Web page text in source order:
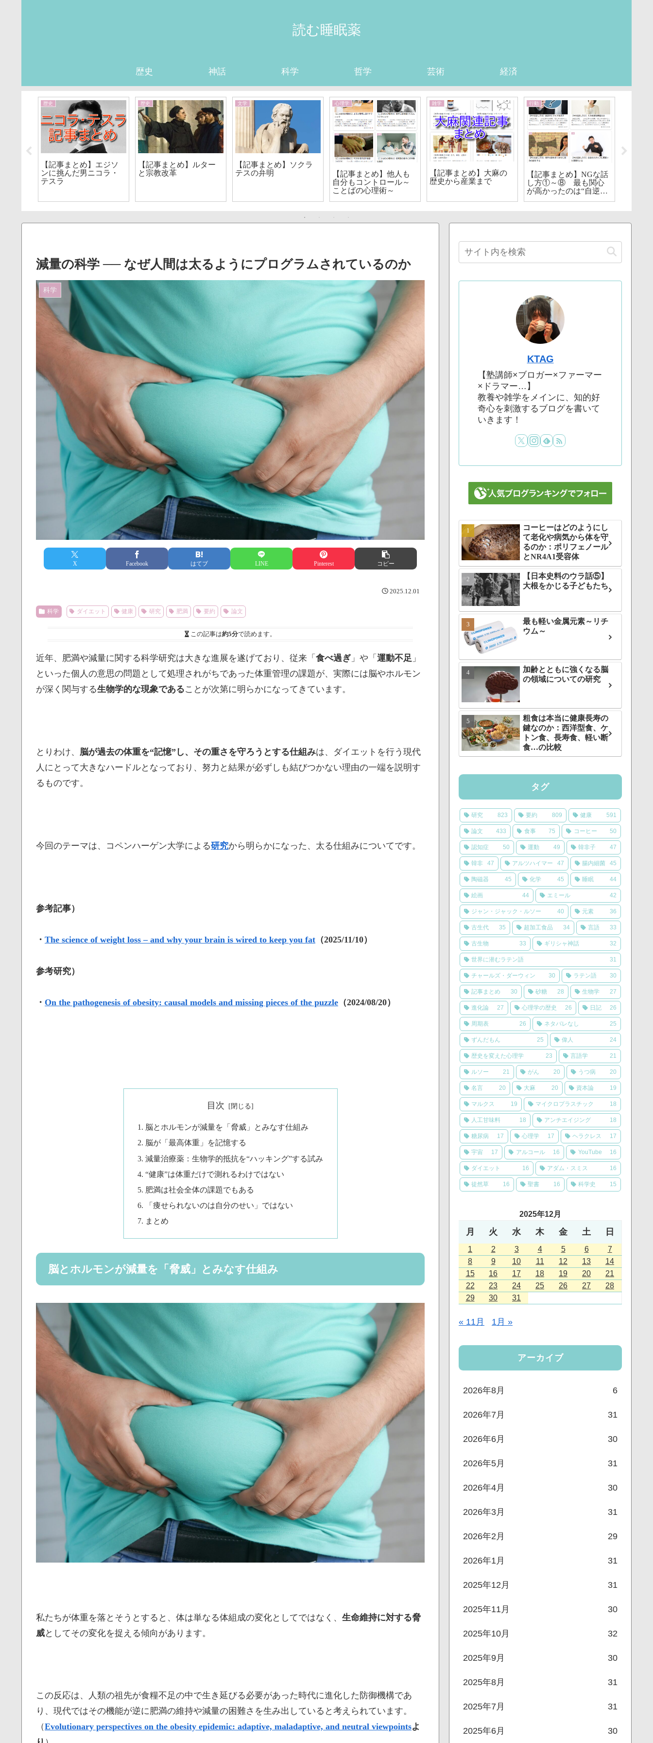
読む睡眠薬
歴史 神話 科学 哲学 芸術 経済
歴史
【記事まとめ】エジソ
ンに挑んだ男ニコラ・
テスラ
歴史
【記事まとめ】ルター
と宗教改革
文学
【記事まとめ】ソクラ
テスの弁明
心理学
【記事まとめ】他人も
自分もコントロール～
ことばの心理術～
雑学
【記事まとめ】大麻の
歴史から産業まで
行動
【記事まとめ】NGな話
し方①～⑧ 最も関心
が高かったのは“自逆風
減量の科学 ── なぜ人間は太るようにプログラムされているのか
科学
X Facebook はてブ LINE Pinterest コピー
2025.12.01
科学 ダイエット 健康 研究 肥満 要約 論文
この記事は約5分で読めます。
近年、肥満や減量に関する科学研究は大きな進展を遂げており、従来「 食べ過ぎ 」や「 運動不足 」
といった個人の意思の問題として処理されがちであった体重管理の課題が、実際には脳やホルモン
が深く関与する生物学的な現象であることが次第に明らかになってきています。
とりわけ、 脳が過去の体重を“記憶”し、その重さを守ろうとする仕組みは、ダイエットを行う現代
人にとって大きなハードルとなっており、努力と結果が必ずしも結びつかない理由の一端を説明す
るものです。
今回のテーマは、コペンハーゲン大学による研究から明らかになった、太る仕組みについてです。
参考記事）
・ The science of weight loss – and why your brain is wired to keep you fat （2025/11/10）
参考研究）
・ On the pathogenesis of obesity: causal models and missing pieces of the puzzle （2024/08/20）
目次
脳とホルモンが減量を「脅威」とみなす仕組み
脳が「最高体重」を記憶する
減量治療薬：生物学的抵抗を“ハッキング”する試み
“健康”は体重だけで測れるわけではない
肥満は社会全体の課題でもある
「痩せられないのは自分のせい」ではない
まとめ
脳とホルモンが減量を「脅威」とみなす仕組み
私たちが体重を落とそうとすると、体は単なる体組成の変化としてではなく、 生命維持に対する脅
威としてその変化を捉える傾向があります。
この反応は、人類の祖先が食糧不足の中で生き延びる必要があった時代に進化した防御機構であ
り、現代ではその機能が逆に肥満の維持や減量の困難さを生み出していると考えられています。
（Evolutionary perspectives on the obesity epidemic: adaptive, maladaptive, and neutral viewpointsよ
KTAG
【塾講師×ブロガー×ファーマー
×ドラマー…】
教養や雑学をメインに、知的好
奇心を刺激するブログを書いて
いきます！
コーヒーはどのようにし
て老化や病気から体を守
るのか：ポリフェノール
とNR4A1受容体
【日本史料のウラ話⑤】
大根をかじる子どもたち
最も軽い金属元素～リチ
ウム～
加齢とともに強くなる脳
の領域についての研究
粗食は本当に健康長寿の
鍵なのか：西洋型食、ケ
トン食、長寿食、軽い断
食…の比較
タグ
研究 823 要約 809 健康 591
論文 433 食事 75 コーヒー 50
認知症 50 運動 49 韓非子 47
韓非 47 アルツハイマー 47 腸内細菌 45
陶磁器 45 化学 45 睡眠 44
絵画 44 エミール 42
ジャン・ジャック・ルソー 40 元素 36
古生代 35 超加工食品 34 言語 33
古生物 33 ギリシャ神話 32
世界に潜むラテン語 31
チャールズ・ダーウィン 30 ラテン語 30
記事まとめ 30 砂糖 28 生物学 27
進化論 27 心理学の歴史 26 日記 26
周期表 26 ネタバレなし 25
ずんだもん 25 偉人 24
歴史を変えた心理学 23 言語学 21
ルソー 21 がん 20 うつ病 20
名言 20 大麻 20 資本論 19
マルクス 19 マイクロプラスチック 18
人工甘味料 18 アンチエイジング 18
糖尿病 17 心理学 17 ヘラクレス 17
宇宙 17 アルコール 16 YouTube 16
ダイエット 16 アダム・スミス 16
徒然草 16 聖書 16 科学史 15
2025年12月
月 火 水 木 金 土 日
1 2 3 4 5 6
7
8
9 10 11 12 13
14
15
16 17 18 19 20
21
22
23 24 25 26 27
28
29
30 31
« 11月 1月 »
アーカイブ
2026年8月 6
2026年7月 31
2026年6月 30
2026年5月 31
2026年4月 30
2026年3月 31
2026年2月 29
2026年1月 31
2025年12月 31
2025年11月 30
2025年10月 32
2025年9月 30
2025年8月 31
2025年7月 31
2025年6月 30